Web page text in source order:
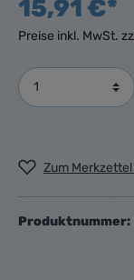
15,91 €*
Preise inkl. MwSt.
Zum
Produktnummer: